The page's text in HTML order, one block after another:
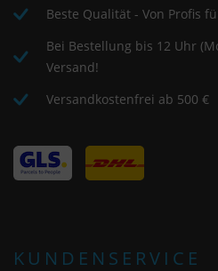
Beste Qualität - Von Profis
Bei Bestellung bis 12 Uhr
Versand!
Versandkostenfrei ab 500 €
KUNDENSERVICE